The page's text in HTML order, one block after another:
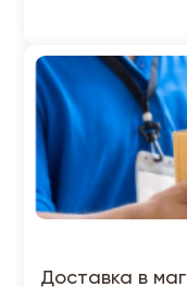
Доставка в